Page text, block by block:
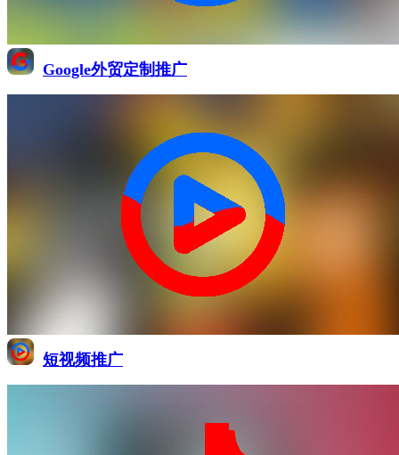
Google外贸定制推广
短视频推广